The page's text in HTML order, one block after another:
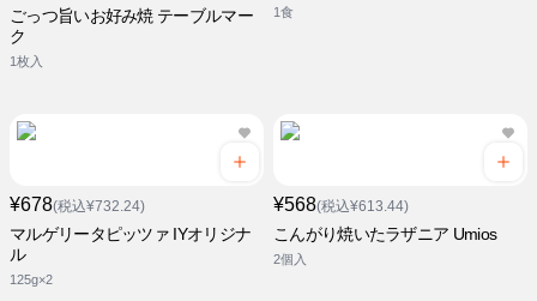
ごっつ旨いお好み焼 テーブルマー
ク
1枚入
1食
¥678(税込¥732.24)
マルゲリータピッツァ IYオリジナ
ル
125g×2
¥568(税込¥613.44)
こんがり焼いたラザニア Umios
2個入